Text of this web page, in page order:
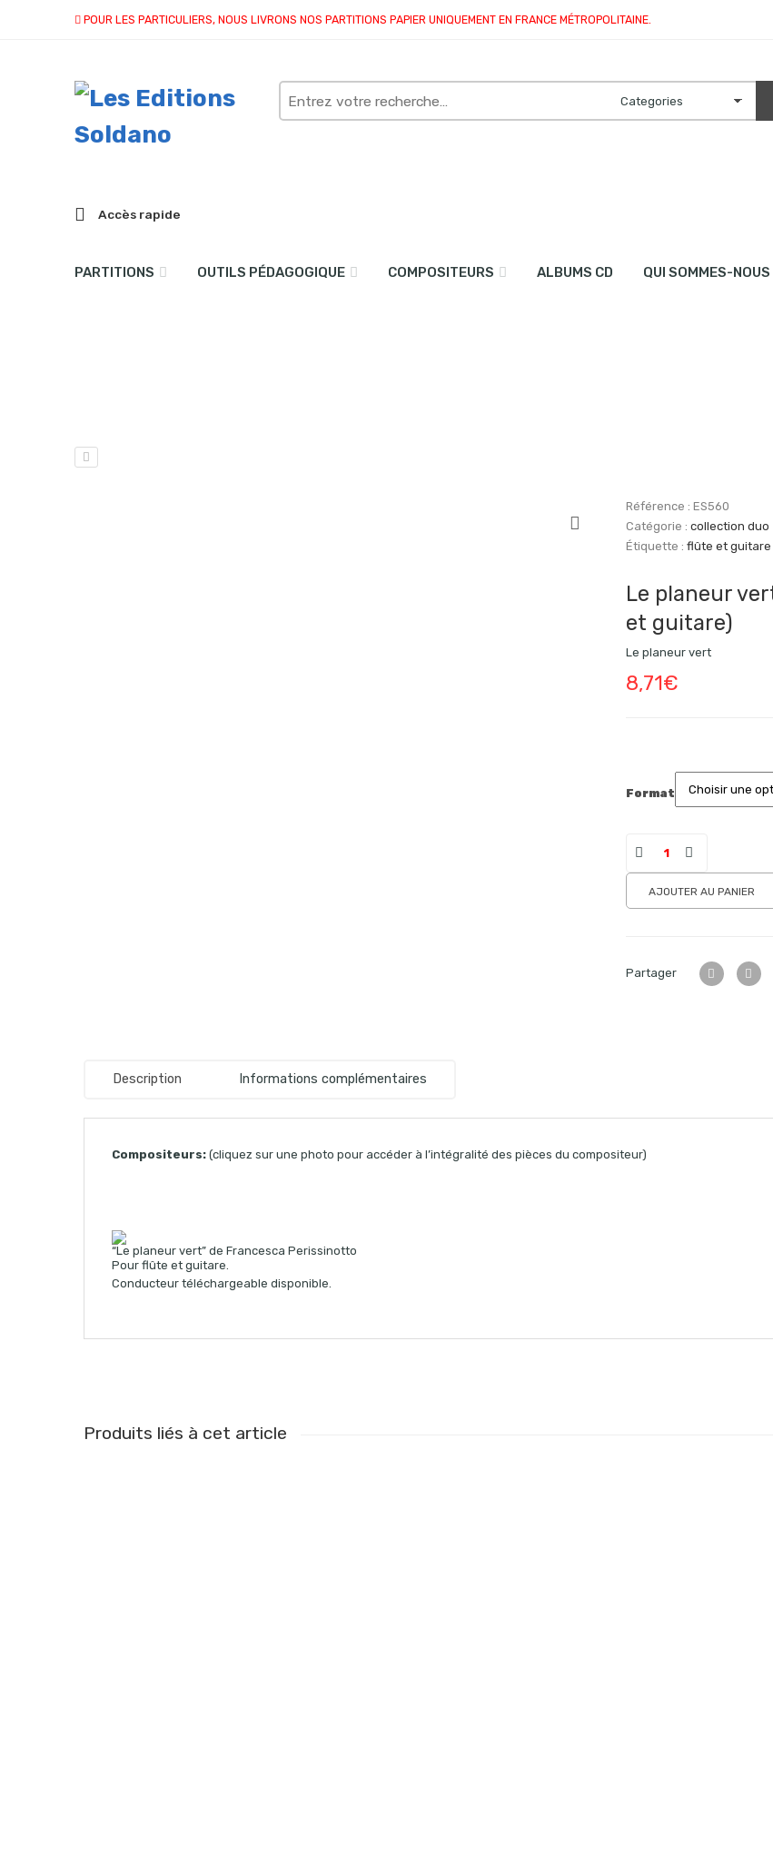
POUR LES PARTICULIERS, NOUS LIVRONS NOS PARTITIONS PAPIER UNIQUEMENT EN FRANCE MÉTROPOLITAINE.
Search
here
Accès rapide
PARTITIONS OUTILS PÉDAGOGIQUE COMPOSITEURS ALBUMS CD QUI SOMMES-NOUS
Référence : ES560
Catégorie : collection duo
Étiquette : flûte et guitare
Le planeur
et guitare)
Le planeur vert
8,71€
Format
AJOUTER AU PANIER
Partager
Description Informations complémentaires
Compositeurs: (cliquez sur une photo pour accéder à l’intégralité des pièces du compositeur)
“Le planeur vert” de Francesca Perissinotto
Pour flûte et guitare.
Conducteur téléchargeable disponible.
Produits liés à cet article